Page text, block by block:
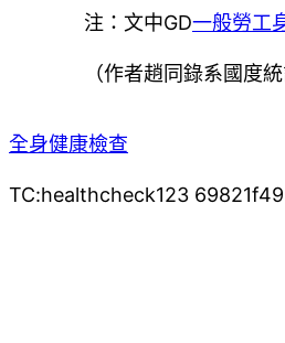
注：文中GD一般勞工
（作者趙同錄系國度
全身健康檢查
TC:healthcheck123